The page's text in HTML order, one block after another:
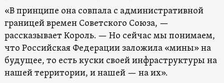
«В принципе она совпала с административной
границей времен Советского Союза, —
рассказывает Король. — Но сейчас мы понимаем,
что Российская Федерации заложила «мины» на
будущее, то есть куски своей инфраструктуры на
нашей территории, и нашей — на их».